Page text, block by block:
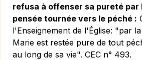
refusa à offenser sa pureté par
pensée tournée vers le péché :
l'Enseignement de l'Église: "par
Marie est restée pure de tout
au long de sa vie". CEC n° 493.